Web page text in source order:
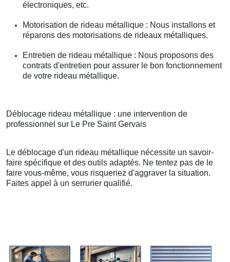
électroniques, etc.
Motorisation de rideau métallique : Nous installons et
réparons des motorisations de rideaux métalliques.
Entretien de rideau métallique : Nous proposons des
contrats d'entretien pour assurer le bon fonctionnement
de votre rideau métallique.
Déblocage rideau métallique : une intervention de
professionnel sur Le Pre Saint Gervais
Le déblocage d'un rideau métallique nécessite un savoir-
faire spécifique et des outils adaptés. Ne tentez pas de le
faire vous-même, vous risqueriez d'aggraver la situation.
Faites appel à un serrurier qualifié.